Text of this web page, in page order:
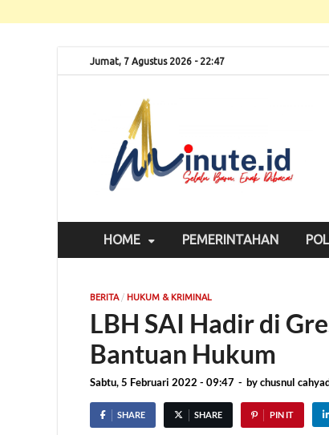
Jumat, 7 Agustus 2026 - 22:47
HOME PEMERINTAHAN
BERITA/ HUKUM & KRIMINAL
LBH SAI Hadir di
Bantuan Hukum
Sabtu, 5 Februari 2022 - 09:47 - bychusnul
SHARE SHARE PIN IT